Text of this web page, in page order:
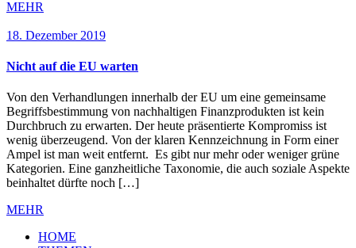
MEHR
18. Dezember 2019
Nicht auf die EU warten
Von den Verhandlungen innerhalb der EU um eine gemeinsame
Begriffsbestimmung von nachhaltigen Finanzprodukten ist kein
Durchbruch zu erwarten. Der heute präsentierte Kompromiss ist
wenig überzeugend. Von der klaren Kennzeichnung in Form einer
Ampel ist man weit entfernt. Es gibt nur mehr oder weniger grüne
Kategorien. Eine ganzheitliche Taxonomie, die auch soziale Aspekte
beinhaltet dürfte noch […]
MEHR
HOME